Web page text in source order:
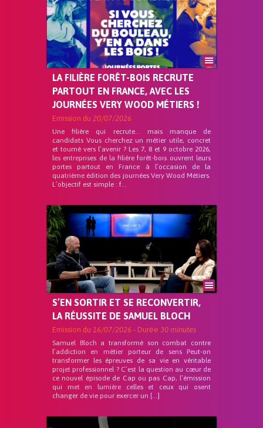
LA FILIÈRE FORÊT-BOIS RECRUTE
PARTOUT EN FRANCE, AVEC LES
JOURNÉES VERY WOOD MÉTIERS !
Emission du 20/07/2026
Une filière qui recrute… mais manque de
candidats Vous cherchez un métier utile, concret
et tourné vers l’avenir ? Les 7, 8 et 9 octobre 2026,
les entreprises de la filière forêt-bois ouvrent leurs
portes partout en France à l’occasion de la
quatrième édition des journées Very Wood Métiers.
L’objectif est simple : f...
S’EN SORTIR ET SE RECONVERTIR,
LA RÉUSSITE DE SAMUEL BLOCH
Emission du 16/07/2026 - Durée 30 minutes
Samuel Bloch a transformé son combat contre
l’addiction en métier porteur de sens Peut-on
transformer les épreuves de sa vie en véritable
projet professionnel ? C’est la question au cœur de
ce nouvel épisode de Cap ou pas Cap, l’émission
qui met en lumière celles et ceux qui osent
changer de vie pour exercer un […]